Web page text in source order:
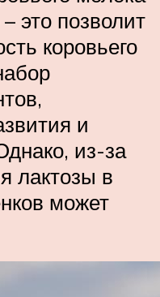
это позволит
коровьего
и
из-за
лактозы в
может